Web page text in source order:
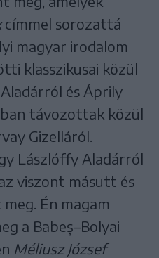
címmel sorozattá
magyar irodalom
klasszikusai közül
és Áprily
távozottak közül
Gizelláról.
Lászlóffy Aladárról
viszont másutt és
Én magam
a Babeș–Bolyai
Méliusz József